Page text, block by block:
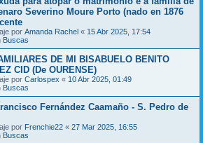
Severino Moure Porto (nado en 1876
por Amanda Rachel « 15 Abr 2025, 17:54
Buscas
DE MI BISABUELO BENITO
CID (De OURENSE)
por Carlospex « 10 Abr 2025, 01:49
Buscas
Fernández Caamaño - S. Pedro de
por Frenchie22 « 27 Mar 2025, 16:55
Buscas